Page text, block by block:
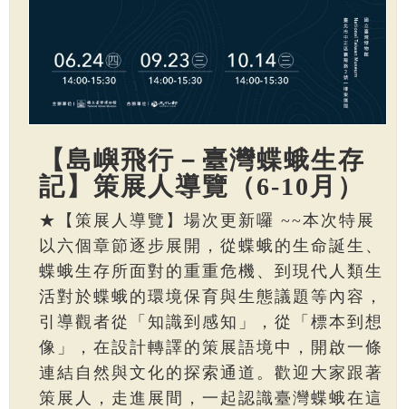
【島嶼飛行－臺灣蝶蛾生存
記】策展人導覽（6-10月）
★【策展人導覽】場次更新囉 ~~本次特展
以六個章節逐步展開，從蝶蛾的生命誕生、
蝶蛾生存所面對的重重危機、到現代人類生
活對於蝶蛾的環境保育與生態議題等內容，
引導觀者從「知識到感知」，從「標本到想
像」，在設計轉譯的策展語境中，開啟一條
連結自然與文化的探索通道。歡迎大家跟著
策展人，走進展間，一起認識臺灣蝶蛾在這